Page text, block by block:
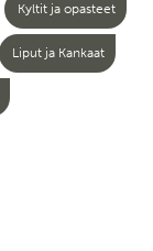
Kyltit ja opasteet
Liput ja Kankaat